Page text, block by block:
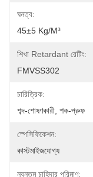
ঘনত্ব:
45±5 Kg/m³
শিখা Retardant রেটিং:
FMVSS302
চারিত্রিক:
শব্দ-শোষণকারী, শক-প্রুফ
স্পেসিফিকেশন:
কাস্টমাইজযোগ্য
ন্যূনতম চাহিদার পরিমাণ: